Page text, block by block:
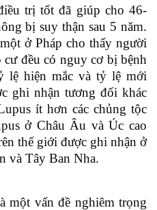
trị tốt đã giúp cho 46-
bị suy thận sau 5 năm.
ở Pháp cho thấy người
đều có nguy cơ bị bệnh
lệ hiện mắc và tỷ lệ mới
ghi nhận tương đối khác
ít hơn các chủng tộc
ở Châu Âu và Úc cao
thế giới được ghi nhận ở
và Tây Ban Nha.
một vấn đề nghiêm trọng